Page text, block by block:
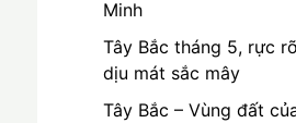
Minh
Tây Bắc tháng 5, rực
dịu mát sắc mây
Tây Bắc – Vùng đất